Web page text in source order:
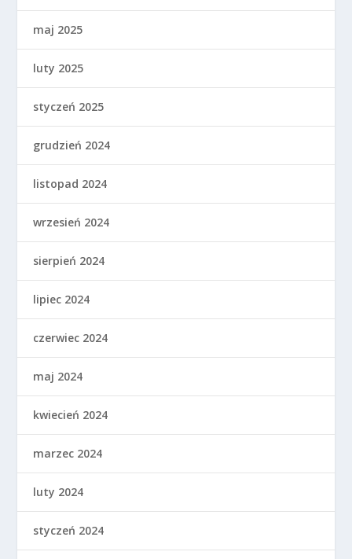
maj 2025
luty 2025
styczeń 2025
grudzień 2024
listopad 2024
wrzesień 2024
sierpień 2024
lipiec 2024
czerwiec 2024
maj 2024
kwiecień 2024
marzec 2024
luty 2024
styczeń 2024